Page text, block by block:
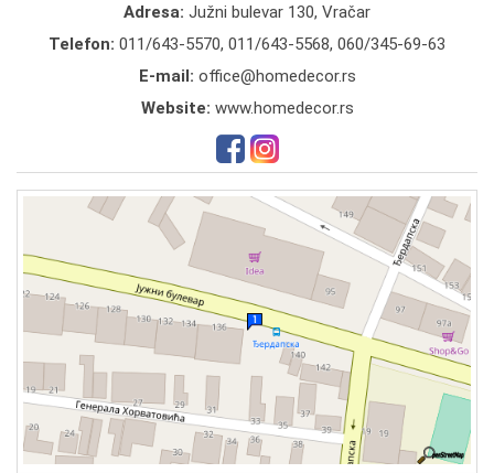
Adresa: Južni bulevar 130, Vračar
Telefon: 011/643-5570, 011/643-5568, 060/345-69-63
E-mail: office@homedecor.rs
Website: www.homedecor.rs